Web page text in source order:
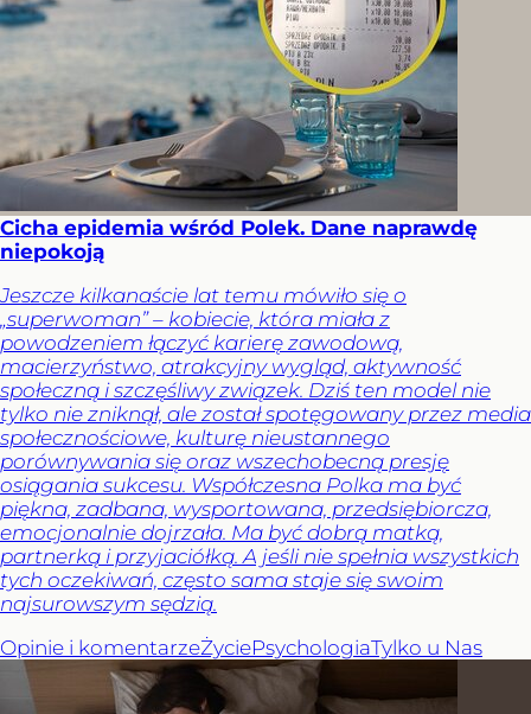
Cicha epidemia wśród Polek. Dane naprawdę
niepokoją
Jeszcze kilkanaście lat temu mówiło się o
„superwoman” – kobiecie, która miała z
powodzeniem łączyć karierę zawodową,
macierzyństwo, atrakcyjny wygląd, aktywność
społeczną i szczęśliwy związek. Dziś ten model nie
tylko nie zniknął, ale został spotęgowany przez media
społecznościowe, kulturę nieustannego
porównywania się oraz wszechobecną presję
osiągania sukcesu. Współczesna Polka ma być
piękna, zadbana, wysportowana, przedsiębiorcza,
emocjonalnie dojrzała. Ma być dobrą matką,
partnerką i przyjaciółką. A jeśli nie spełnia wszystkich
tych oczekiwań, często sama staje się swoim
najsurowszym sędzią.
Opinie i komentarzeŻyciePsychologiaTylko u Nas